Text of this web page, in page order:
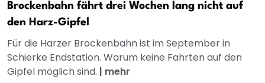
Brockenbahn fährt drei Wochen lang nicht auf
den Harz-Gipfel
Für die Harzer Brockenbahn ist im September in
Schierke Endstation. Warum keine Fahrten auf den
Gipfel möglich sind. | mehr